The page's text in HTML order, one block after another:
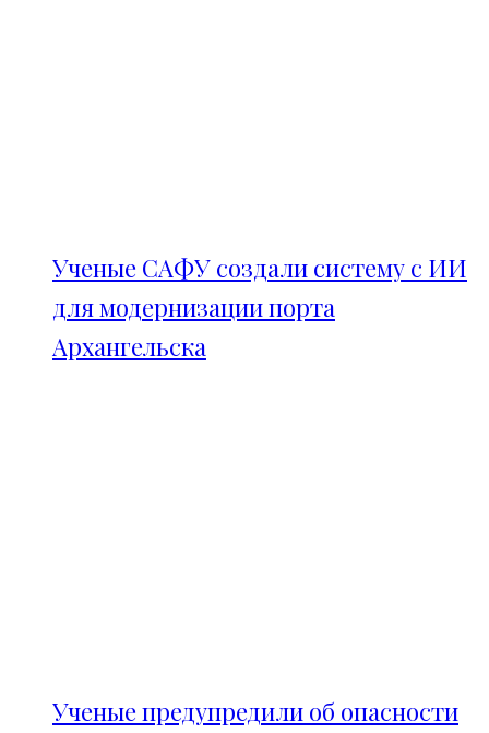
Ученые САФУ создали систему с ИИ
для модернизации порта
Архангельска
Ученые предупредили об опасности